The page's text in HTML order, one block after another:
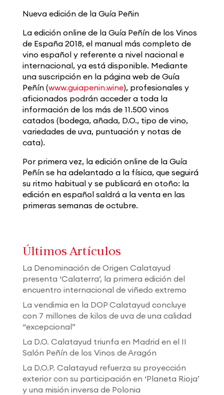
Nueva edición de la Guía Peñin
La edición online de la Guía Peñín de los Vinos
de España 2018, el manual más completo de
vino español y referente a nivel nacional e
internacional, ya está disponible. Mediante
una suscripción en la página web de Guía
Peñín (www.guiapenin.wine), profesionales y
aficionados podrán acceder a toda la
información de los más de 11.500 vinos
catados (bodega, añada, D.O., tipo de vino,
variedades de uva, puntuación y notas de
cata).
Por primera vez, la edición online de la Guía
Peñín se ha adelantado a la física, que seguirá
su ritmo habitual y se publicará en otoño: la
edición en español saldrá a la venta en las
primeras semanas de octubre.
Últimos Artículos
La Denominación de Origen Calatayud
presenta ‘Calaterra’, la primera edición del
encuentro internacional de viñedo extremo
La vendimia en la DOP Calatayud concluye
con 7 millones de kilos de uva de una calidad
“excepcional”
La D.O. Calatayud triunfa en Madrid en el II
Salón Peñín de los Vinos de Aragón
La D.O.P. Calatayud refuerza su proyección
exterior con su participación en ‘Planeta Rioja’
y una misión inversa de Polonia